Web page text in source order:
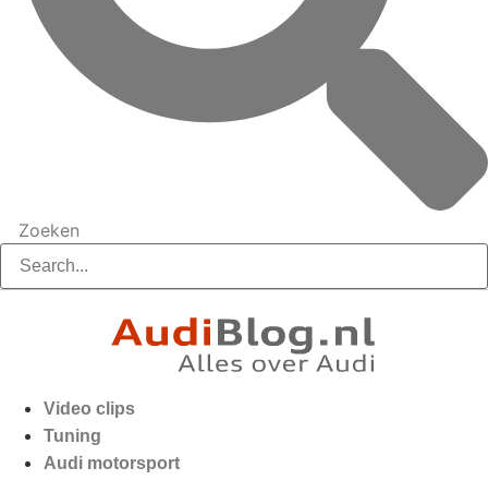
Zoeken
Video clips
Tuning
Audi motorsport